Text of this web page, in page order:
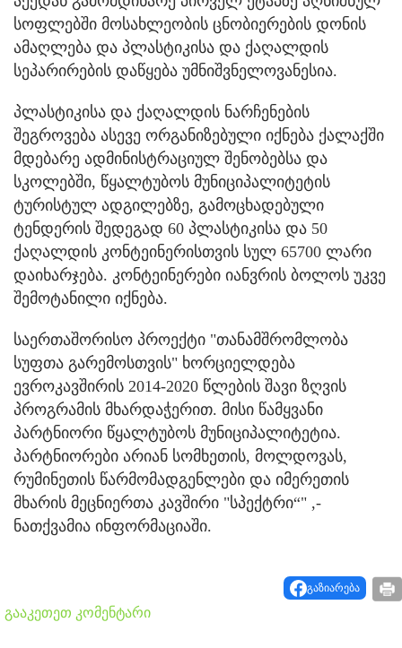
სოფლებში მოსახლეობის ცნობიერების დონის
ამაღლება და პლასტიკისა და ქაღალდის
სეპარირების დაწყება უმნიშვნელოვანესია.
პლასტიკისა და ქაღალდის ნარჩენების
შეგროვება ასევე ორგანიზებული იქნება ქალაქში
მდებარე ადმინისტრაციულ შენობებსა და
სკოლებში, წყალტუბოს მუნიციპალიტეტის
ტურისტულ ადგილებზე, გამოცხადებული
ტენდერის შედეგად 60 პლასტიკისა და 50
ქაღალდის კონტეინერისთვის სულ 65700 ლარი
დაიხარჯება. კონტეინერები იანვრის ბოლოს უკვე
შემოტანილი იქნება.
საერთაშორისო პროექტი "თანამშრომლობა
სუფთა გარემოსთვის" ხორციელდება
ევროკავშირის 2014-2020 წლების შავი ზღვის
პროგრამის მხარდაჭერით. მისი წამყვანი
პარტნიორი წყალტუბოს მუნიციპალიტეტია.
პარტნიორები არიან სომხეთის, მოლდოვას,
რუმინეთის წარმომადგენლები და იმერეთის
მხარის მეცნიერთა კავშირი "სპექტრი“" ,-
ნათქვამია ინფორმაციაში.
გაზიარება
გააკეთეთ კომენტარი